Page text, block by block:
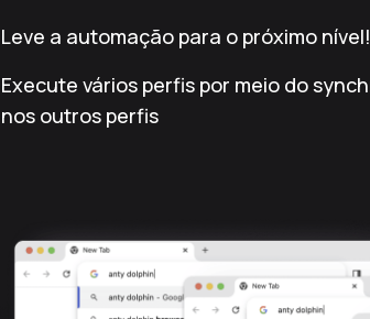
Leve a automação para o próximo nível!
Execute vários perfis por meio do
nos outros perfis